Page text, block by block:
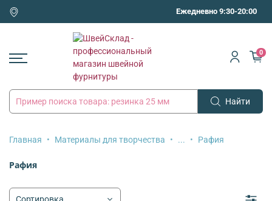
Ежедневно 9:30-20:00
Найти
0
Главная Материалы для творчества ... Рафия
Рафия